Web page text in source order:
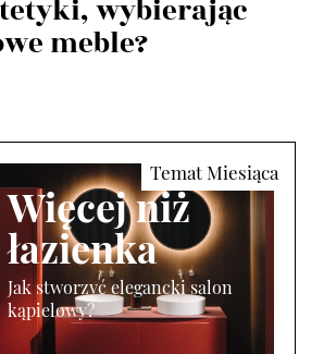
wybierając
meble?
Więcej niż
łazienka
Jak stworzyć elegancki salon
kąpielowy?